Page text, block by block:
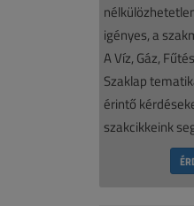
igényes, a
A Víz, Gáz,
Szaklap
érintő
szakcikkeink